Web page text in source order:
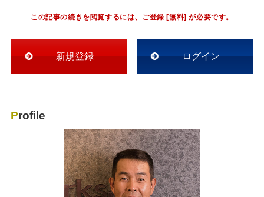
この記事の続きを閲覧するには、ご登録 [無料] が必要です。
新規登録 ログイン
Profile